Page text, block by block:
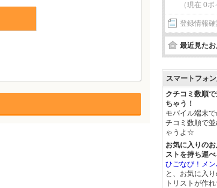
（現在 0ポ
登録情報
最近見た
スマートフォ
クチコミ数順
ちゃう！
モバイル端末
チコミ数順で
ゃうよ☆
お気に入りの
ストを持ち運べ
ひごなび！メ
と、お気に入
トリストが作